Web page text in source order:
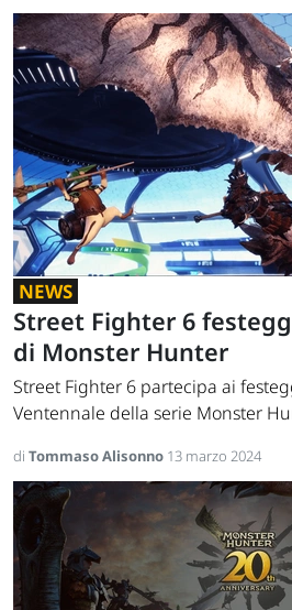
NEWS
Street Fighter 6
di Monster Hunter
Street Fighter 6 partecipa ai
Ventennale della serie Monster
di Tommaso Alisonno 13 marzo 2024